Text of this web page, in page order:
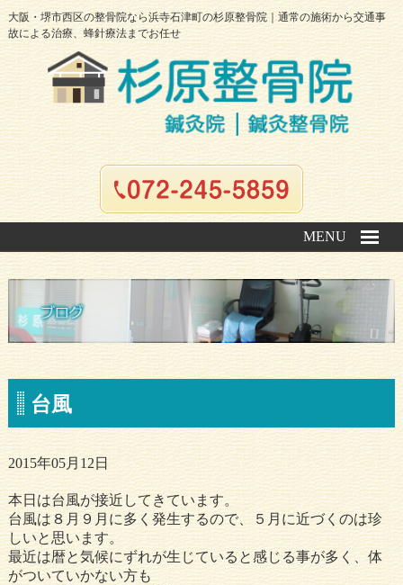
大阪・堺市西区の整骨院なら浜寺石津町の杉原整骨院｜通常の施術から交通事
故による治療、蜂針療法までお任せ
MENU
台風
2015年05月12日
本日は台風が接近してきています。
台風は８月９月に多く発生するので、５月に近づくのは珍
しいと思います。
最近は暦と気候にずれが生じていると感じる事が多く、体
がついていかない方も